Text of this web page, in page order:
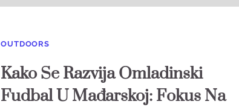
OUTDOORS
Kako Se Razvija Omladinski
Fudbal U Mađarskoj: Fokus Na